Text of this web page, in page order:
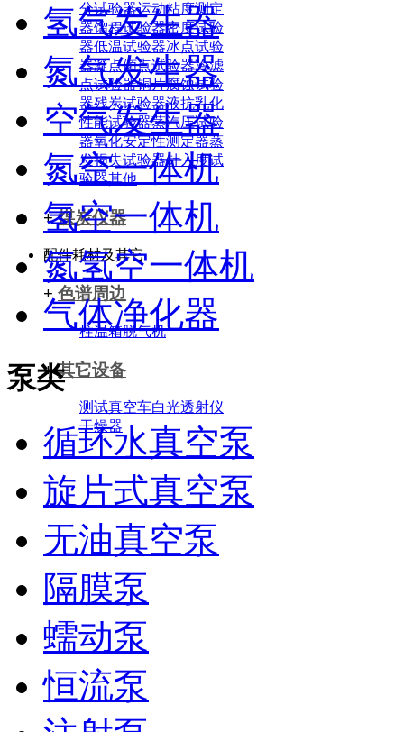
分试验器运动粘度测定
器馏程试验器密度试验
器低温试验器冰点试验
器凝点倾点试验器冷滤
点试验器铜片腐蚀试验
器残炭试验器液抗乳化
性能试验器蒸汽压试验
器氧化安定性测定器蒸
发损失试验器针入度试
验器其他
+煤炭仪器
配件耗材及其它
+色谱周边
柱温箱脱气机
+其它设备
测试真空车白光透射仪
干燥器
氢气发生器
氮气发生器
空气发生器
氮空一体机
氢空一体机
氮氢空一体机
气体净化器
泵类
循环水真空泵
旋片式真空泵
无油真空泵
隔膜泵
蠕动泵
恒流泵